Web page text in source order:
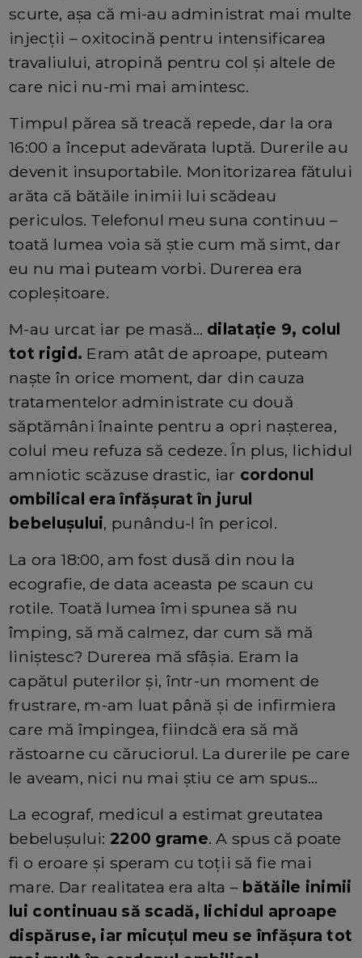
scurte, așa că mi-au administrat mai multe
injecții – oxitocină pentru intensificarea
travaliului, atropină pentru col și altele de
care nici nu-mi mai amintesc.
Timpul părea să treacă repede, dar la ora
16:00 a început adevărata luptă. Durerile au
devenit insuportabile. Monitorizarea fătului
arăta că bătăile inimii lui scădeau
periculos. Telefonul meu suna continuu –
toată lumea voia să știe cum mă simt, dar
eu nu mai puteam vorbi. Durerea era
copleșitoare.
M-au urcat iar pe masă… dilatație 9, colul
tot rigid. Eram atât de aproape, puteam
naște în orice moment, dar din cauza
tratamentelor administrate cu două
săptămâni înainte pentru a opri nașterea,
colul meu refuza să cedeze. În plus, lichidul
amniotic scăzuse drastic, iar cordonul
ombilical era înfășurat în jurul
bebelușului, punându-l în pericol.
La ora 18:00, am fost dusă din nou la
ecografie, de data aceasta pe scaun cu
rotile. Toată lumea îmi spunea să nu
împing, să mă calmez, dar cum să mă
liniștesc? Durerea mă sfâșia. Eram la
capătul puterilor și, într-un moment de
frustrare, m-am luat până și de infirmiera
care mă împingea, fiindcă era să mă
răstoarne cu căruciorul. La durerile pe care
le aveam, nici nu mai știu ce am spus…
La ecograf, medicul a estimat greutatea
bebelușului: 2200 grame. A spus că poate
fi o eroare și speram cu toții să fie mai
mare. Dar realitatea era alta – bătăile inimii
lui continuau să scadă, lichidul aproape
dispăruse, iar micuțul meu se înfășura tot